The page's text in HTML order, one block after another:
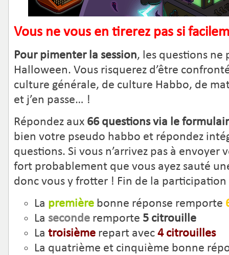
Vous ne vous en tirerez pas si
Pour pimenter la session, les questions ne
Halloween. Vous risquerez d’être
culture générale, de culture Habbo, de
et j’en passe… !
Répondez aux 66 questions via le
bien votre pseudo habbo et répondez
questions. Si vous n’arrivez pas à
fort probablement que vous ayez sauté
donc vous y frotter ! Fin de la
La première bonne réponse remporte
La seconde remporte 5 citrouille
La troisième repart avec 4 citrouilles
La quatrième et cinquième bonne